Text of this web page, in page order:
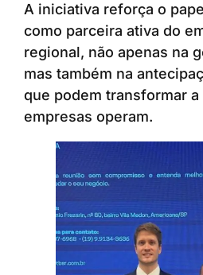
A iniciativa reforça o
como parceira ativa do
regional, não apenas na
mas também na
que podem transformar
empresas operam.